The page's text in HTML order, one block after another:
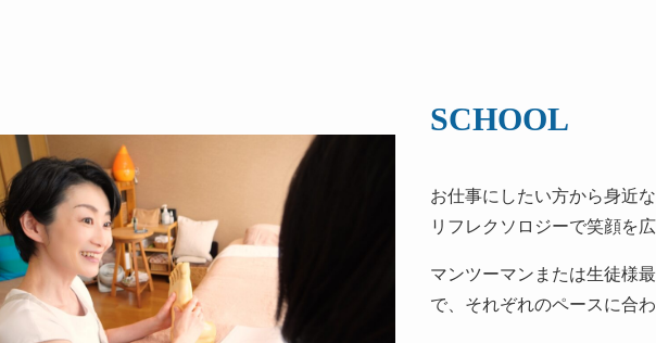
SCHOOL
お仕事にしたい方から身近
リフレクソロジーで笑顔を
マンツーマンまたは生徒様
で、それぞれのペースに合